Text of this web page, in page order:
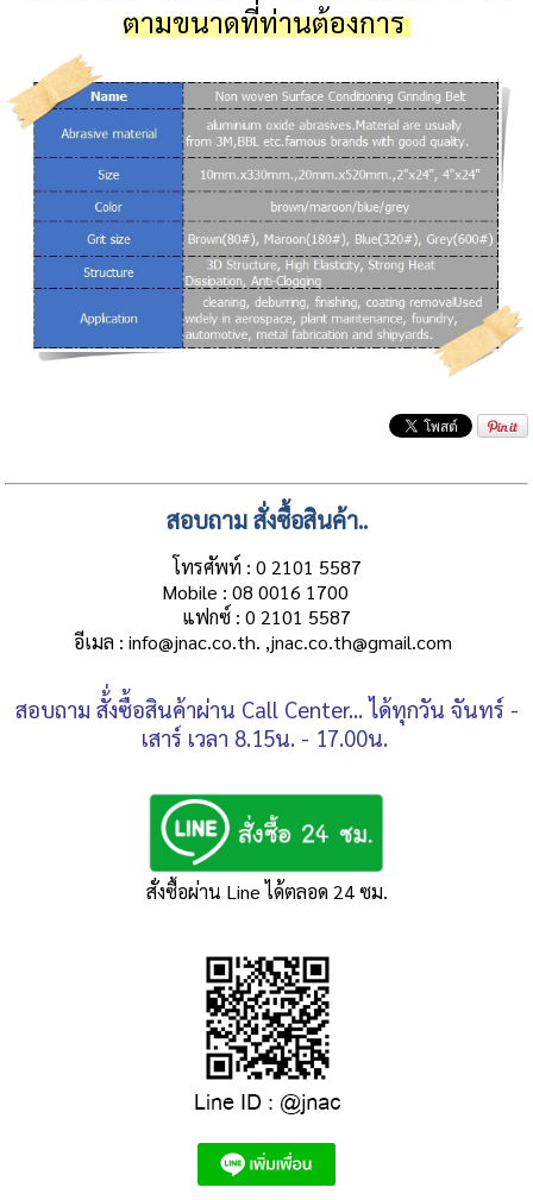
ตามขนาดที่ท่านต้องการ
สอบถาม สั่งซื้อสินค้า..
โทรศัพท์ : 0 2101 5587
Mobile : 08 0016 1700
แฟกซ์ : 0 2101 5587
อีเมล : info@jnac.co.th. ,jnac.co.th@gmail.com
สอบถาม สั้่งซื้อสินค้าผ่าน Call Center... ได้ทุกวัน จันทร์ -
เสาร์ เวลา 8.15น. - 17.00น.
สั่งซื้อผ่าน Line ได้ตลอด 24 ซม.